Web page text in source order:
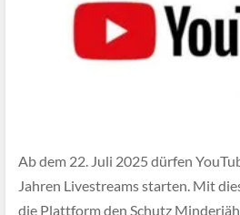
Ab dem 22. Juli 2025 dürfen
Jahren Livestreams starten. Mit
die Plattform den Schutz